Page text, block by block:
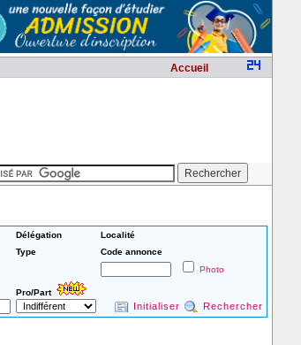
Accueil
Délégation
Localité
Type
Code annonce
Photo
Pro/Part
Initialiser Rechercher